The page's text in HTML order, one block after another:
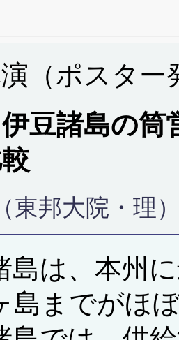
（ポスター
豆諸島の筒
東邦大院・理
島は、本州
島までがほ